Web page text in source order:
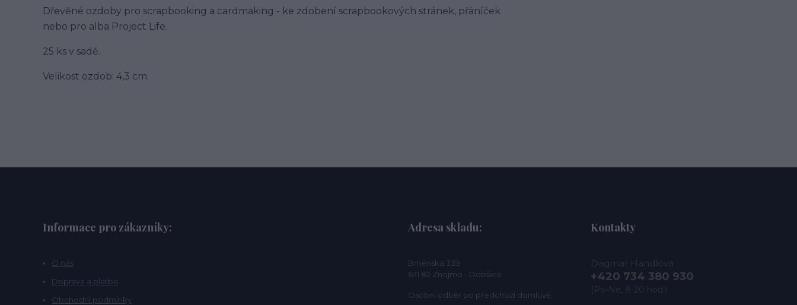
Dřevěné ozdoby pro scrapbooking a cardmaking - ke zdobení scrapbookových stránek, přáníček
nebo pro alba Project Life.
25 ks v sadě.
Velikost ozdob: 4,3 cm.
Informace pro zákazníky:
O nás
Doprava a platba
Obchodní podmínky
Adresa skladu:
Brněnská 339
671 82 Znojmo - Dobšice
Osobní odběr po předchozí domluvě.
Kontakty
Dagmar Handlová
+420 734 380 930
(Po-Ne, 8-20 hod.)